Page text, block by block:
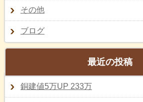
その他
ブログ
最近の投稿
銅建値5万UP 233万